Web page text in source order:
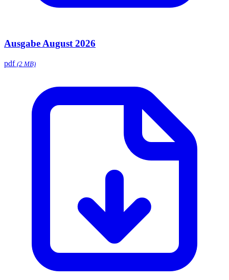
Ausgabe August 2026
pdf (2 MB)